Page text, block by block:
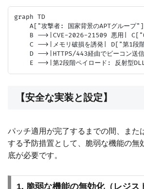
graph TD
A["攻撃者: 国家背景のAPTグループ
B -->|CVE-2026-21509 悪用|
C -->|メモリ破損を誘発| D["第1段
D -->|HTTPS/443経由でビーコン送
【安全な実装と設定】
パッチ適用が完了するまでの間、また
する予防措置として、脆弱な機能の無
底が必要です。
1. 脆弱な機能の無効化（レジス